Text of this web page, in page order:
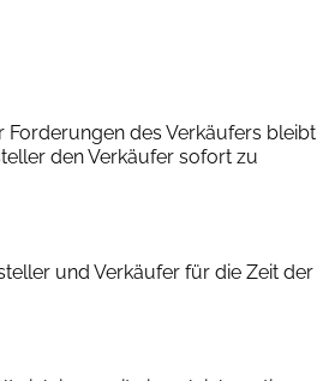
des Verkäufers bleibt
den Verkäufer sofort zu
und Verkäufer für die Zeit der